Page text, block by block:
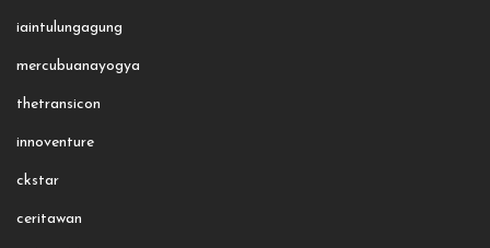
iaintulungagung
mercubuanayogya
thetransicon
innoventure
ckstar
ceritawan